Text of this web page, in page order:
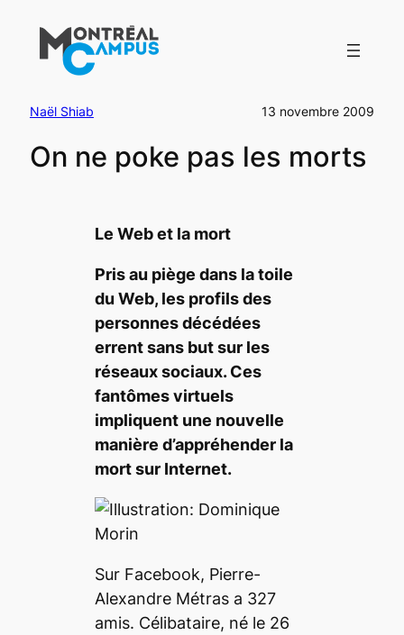
contenu
Naël Shiab 13 novembre 2009
On ne poke pas les morts
Le Web et la mort
Pris au piège dans la toile
du Web, les profils des
personnes décédées
errent sans but sur les
réseaux sociaux. Ces
fantômes virtuels
impliquent une nouvelle
manière d’appréhender la
mort sur Internet.
Sur Facebook, Pierre-
Alexandre Métras a 327
amis. Célibataire, né le 26